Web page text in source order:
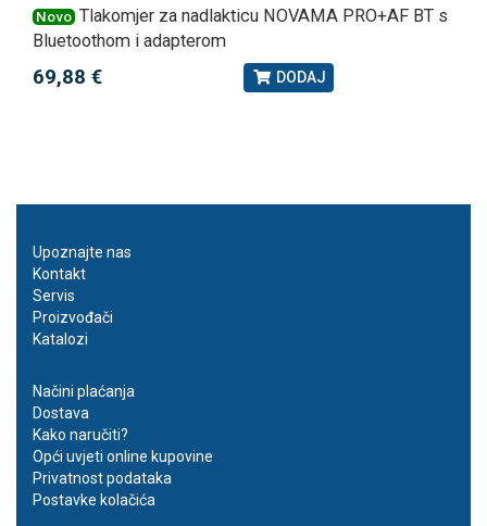
Novo Tlakomjer za nadlakticu NOVAMA PRO+AF BT s
Bluetoothom i adapterom
69,88 € DODAJ
Upoznajte nas
Kontakt
Servis
Proizvođači
Katalozi
Načini plaćanja
Dostava
Kako naručiti?
Opći uvjeti online kupovine
Privatnost podataka
Postavke kolačića